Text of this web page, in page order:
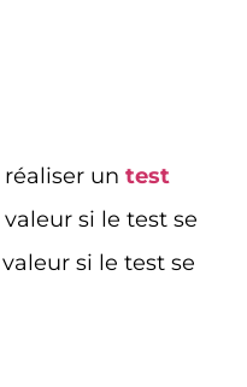
un test
si le test se
si le test se